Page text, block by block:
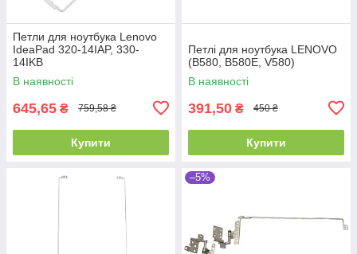
Петли для ноутбука Lenovo
IdeaPad 320-14IAP, 330-
14IKB
В наявності
645,65 ₴ 759,58 ₴
Купити
Петлі для ноутбука LENOVO
(B580, B580E, V580)
В наявності
391,50 ₴ 450 ₴
Купити
–5%